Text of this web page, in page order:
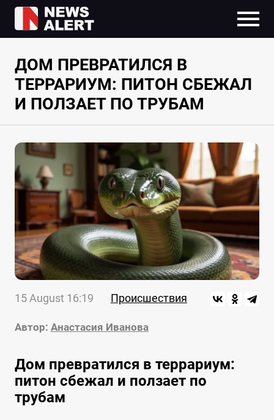
ДОМ ПРЕВРАТИЛСЯ В
ТЕРРАРИУМ: ПИТОН СБЕЖАЛ
И ПОЛЗАЕТ ПО ТРУБАМ
15 August 16:19 Происшествия
Автор: Анастасия Иванова
Дом превратился в террариум:
питон сбежал и ползает по
трубам